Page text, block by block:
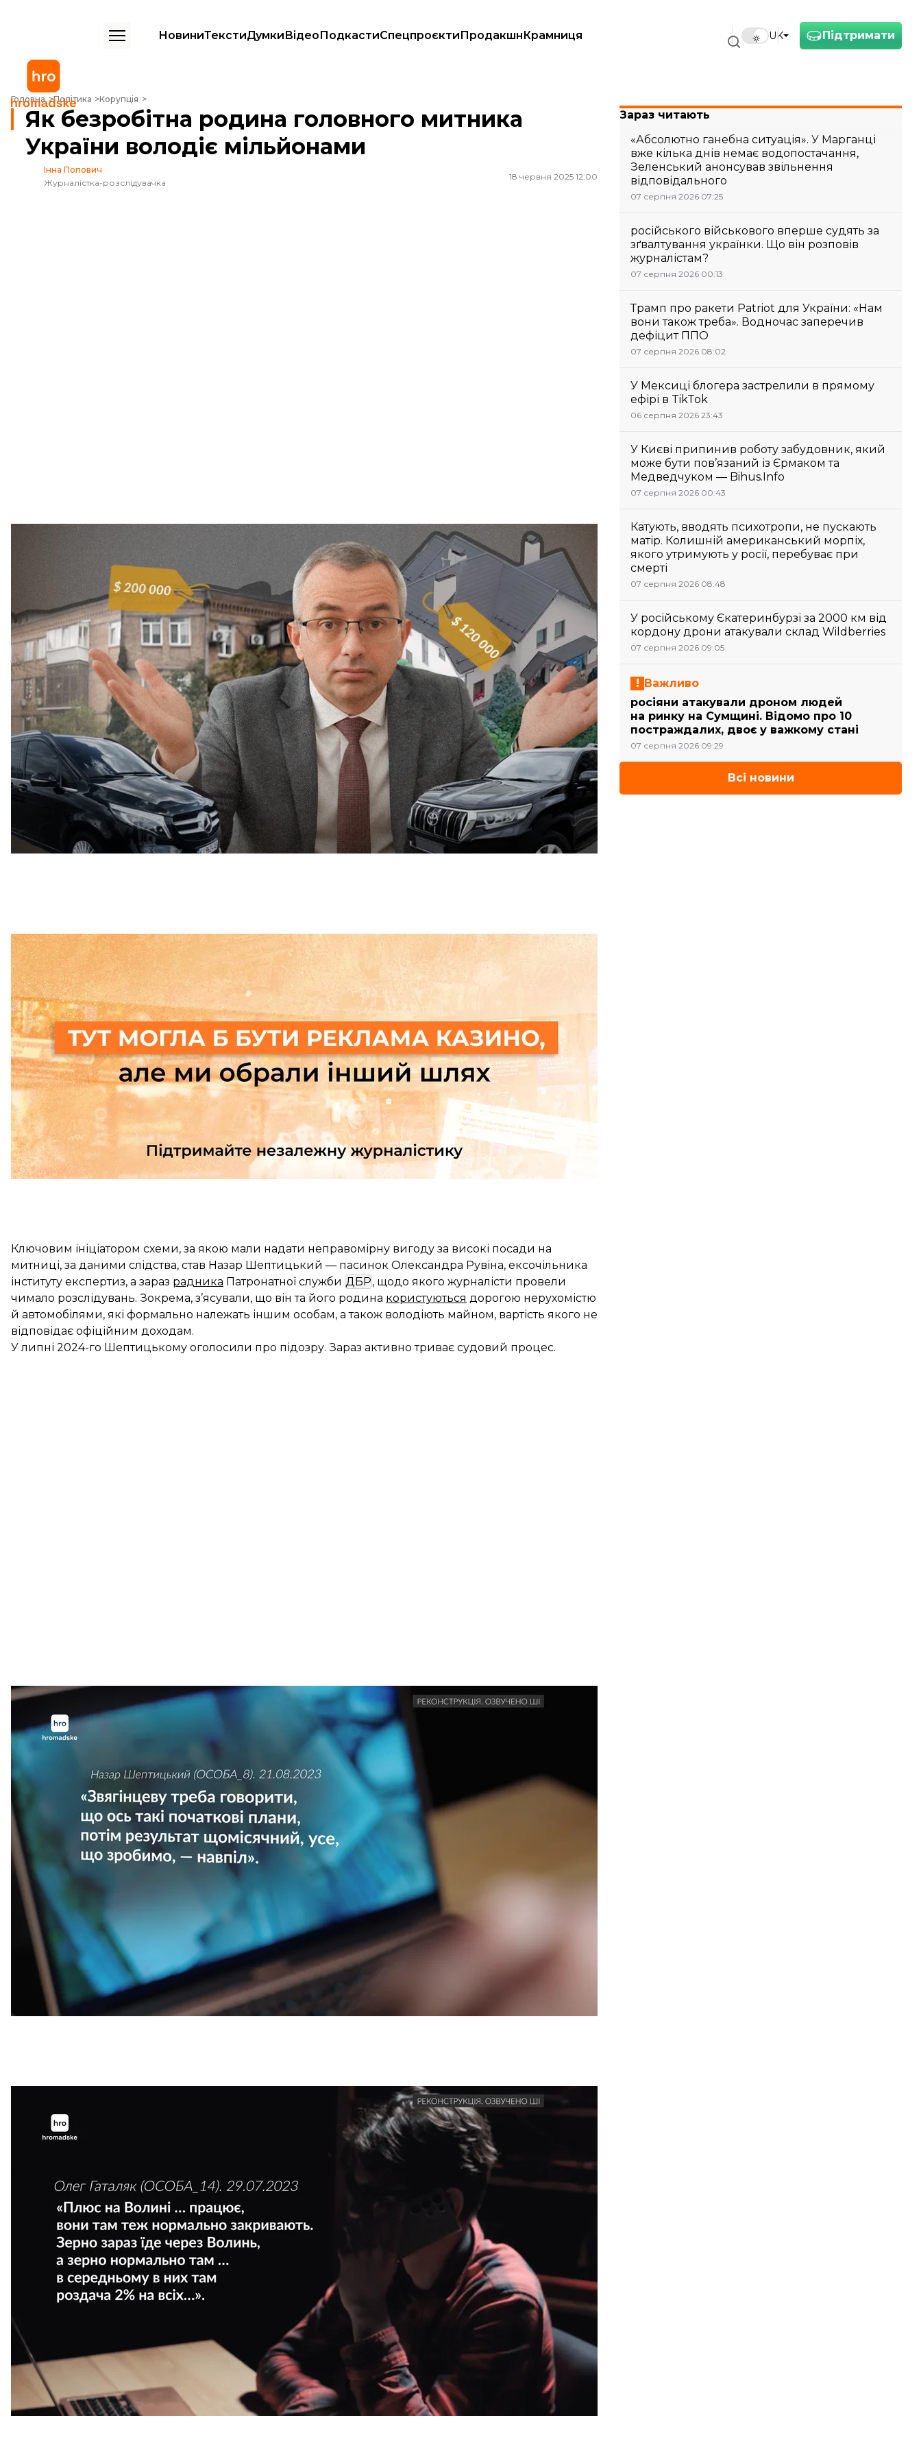
Підтримати
UK
НовиниТекстиДумкиВідеоПодкастиСпецпроєктиПродакшнКрамниця
Головна Політика Корупція
Як безробітна родина головного митника України володіє мільйонами
Як безробітна родина головного митника
України володіє мільйонами
Інна Попович
Журналістка-розслідувачка
18 червня 2025 12:00
Сергій Звягінцев офіційно заробляє півтора мільйона гривень на рік. Його дружина взагалі не
працює. 76-річний тесть-пенсіонер за життя заробив менше мільйона гривень. Але якось так
склалося, що в родини є Mercedes-Benz, дві Toyota Prado, елітний будинок під Києвом, 260 тисяч
євро та 50 тисяч доларів готівки.
А ще — дві кримінальні справи. Одна — про схеми продажу посад на митницях західних областей,
де за крісло очільника Львівської митниці пропонували мільйон доларів. Інша — про приховування
нерухомості.
Водночас Сергій Звягінцев досі керує Митною службою України. Він клянеться дітьми, що ніколи не
торгував посадами, але в родини головного митника впродовж років з'являлося все нове і нове
майно, а в нього самого — необґрунтовані мільйонні накопичення.
Підтримати
Дерибан посад і мільйонні заощадження
Серпень 2023 року. Троє чоловіків вирішили, так би мовити, стати на потоки. Простіше кажучи —
домовитися з «головним» про призначення потрібних людей очільниками на митниці західних
областей. Наприклад, за посаду очільника Львівської митницізбиралисяпропонувати мільйон
доларів.
Ключовим ініціатором схеми, за якою мали надати неправомірну вигоду за високі посади на
митниці, за даними слідства, став Назар Шептицький — пасинок Олександра Рувіна, ексочільника
інституту експертиз, а зараз радника Патронатної служби ДБР, щодо якого журналісти провели
чимало розслідувань. Зокрема, з’ясували, що він та його родина користуються дорогою нерухомістю
й автомобілями, які формально належать іншим особам, а також володіють майном, вартість якого не
відповідає офіційним доходам.
У липні 2024-го Шептицькому оголосили про підозру. Зараз активно триває судовий процес.
«Звягінцеву треба говорити, що ось такі початкові плани, потім результат щомісячний, все що зробимо — навпіл»
hromadske
Спільник Шептицького, за даними детективів НАБУ, — Олег Гаталяк, який також мав контролювати
й розподіляти так звані «доходи» на майбутньому підконтрольному підрозділі митниці.
«Плюс на Волині… працює, вони там теж нормально закривають. Зерно зараз їде через Волинь, а зерно нормально там… у
середньому в них там роздача 2% на всіх…»
Гаталяк — зять львівського контрабандиста Володимира Дідуха, відомого як «Вова Морда», до якого
санкції. Він зараз на лаві підсудних разом із Шептицьким.
Третій учасник схеми — той, хто безпосередньо мав говорити з очільником митниці про майбутні
призначення, — Руслан Черкаський, на той момент уже колишній заступник очільника митниці.
Зараз читають
«Абсолютно ганебна ситуація». У Марганці
вже кілька днів немає водопостачання,
Зеленський анонсував звільнення
відповідального
07 серпня 2026 07:25
російського військового вперше судять за
зґвалтування українки. Що він розповів
журналістам?
07 серпня 2026 00:13
Трамп про ракети Patriot для України: «Нам
вони також треба». Водночас заперечив
дефіцит ППО
07 серпня 2026 08:02
У Мексиці блогера застрелили в прямому
ефірі в TikTok
06 серпня 2026 23:43
У Києві припинив роботу забудовник, який
може бути пов’язаний із Єрмаком та
Медведчуком — Bihus.Info
07 серпня 2026 00:43
Катують, вводять психотропи, не пускають
матір. Колишній американський морпіх,
якого утримують у росії, перебуває при
смерті
07 серпня 2026 08:48
У російському Єкатеринбурзі за 2000 км від
кордону дрони атакували склад Wildberries
07 серпня 2026 09:05
Важливо
росіяни атакували дроном людей
на ринку на Сумщині. Відомо про 10
постраждалих, двоє у важкому стані
07 серпня 2026 09:29
Всі новини